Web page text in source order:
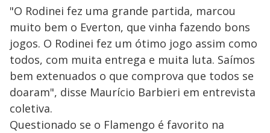
"O Rodinei fez uma grande partida, marcou
muito bem o Everton, que vinha fazendo bons
jogos. O Rodinei fez um ótimo jogo assim como
todos, com muita entrega e muita luta. Saímos
bem extenuados o que comprova que todos se
doaram", disse Maurício Barbieri em entrevista
coletiva.
Questionado se o Flamengo é favorito na